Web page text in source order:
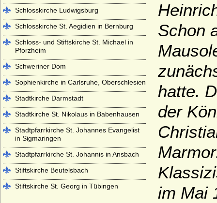
Schon
hatte.
der
im Mai
Schlosskirche Ludwigsburg
Schlosskirche St. Aegidien in Bernburg
Schloss- und Stiftskirche St. Michael in
Pforzheim
Schweriner Dom
Sophienkirche in Carlsruhe, Oberschlesien
Stadtkirche Darmstadt
Stadtkirche St. Nikolaus in Babenhausen
Stadtpfarrkirche St. Johannes Evangelist
in Sigmaringen
Stadtpfarrkirche St. Johannis in Ansbach
Stiftskirche Beutelsbach
Stiftskirche St. Georg in Tübingen